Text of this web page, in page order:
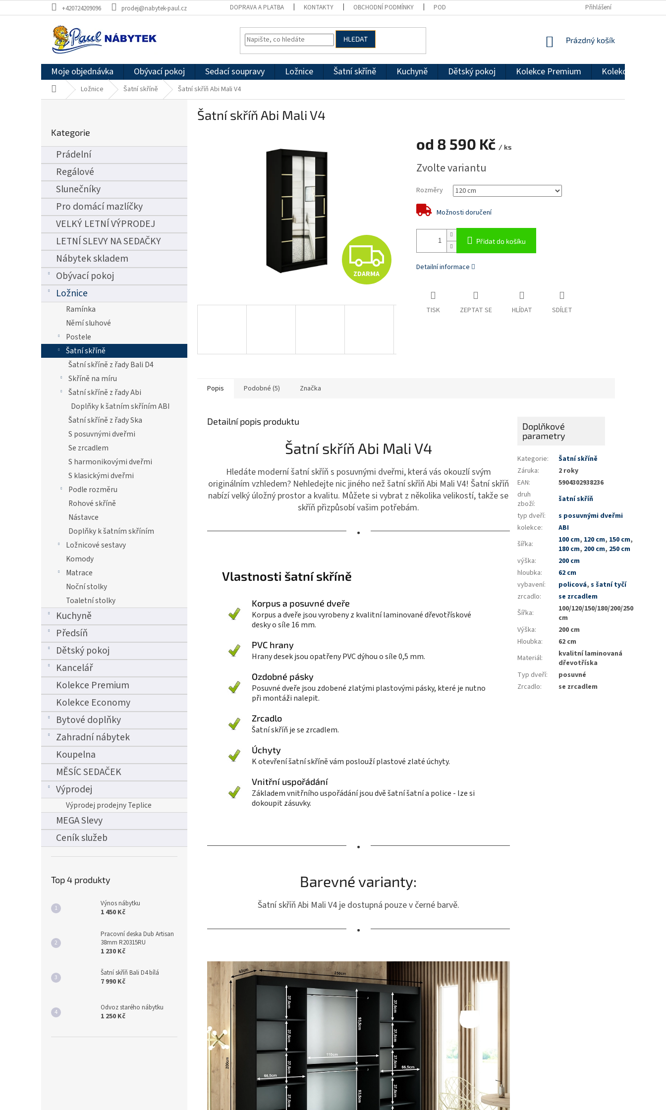
na
+420724209096 prodej@nabytek-paul.cz DOPRAVA A PLATBA KONTAKTY OBCHODNÍ PODMÍNKY PODMÍNKY OCHRANY OSOBNÍCH ÚDAJŮ REKLAMAČNÍ ŘÁD
Přihlášení
HLEDAT
NÁKUPNÍ
Prázdný košík
Moje objednávka Obývací pokoj Sedací soupravy Ložnice Šatní skříně Kuchyně Dětský pokoj Kolekce Premium Kolekce
Domů Ložnice Šatní skříně Šatní skříň Abi Mali V4
r
n
p
a
e
kategorie
Kategorie
Prádelní
Regálové
Slunečníky
Pro domácí mazlíčky
VELKÝ LETNÍ VÝPRODEJ
LETNÍ SLEVY NA SEDAČKY
Nábytek skladem
Obývací pokoj
Ložnice
Ramínka
Němí sluhové
Postele
Šatní skříně
Šatní skříně z řady Bali D4
Skříně na míru
Šatní skříně z řady Abi
Doplňky k šatním skříním ABI
Šatní skříně z řady Ska
S posuvnými dveřmi
Se zrcadlem
S harmonikovými dveřmi
S klasickými dveřmi
Podle rozměru
Rohové skříně
Nástavce
Doplňky k šatním skříním
Ložnicové sestavy
Komody
Matrace
Noční stolky
Toaletní stolky
Kuchyně
Předsíň
Dětský pokoj
Kancelář
Kolekce Premium
Kolekce Economy
Bytové doplňky
Zahradní nábytek
Koupelna
MĚSÍC SEDAČEK
Výprodej
Výprodej prodejny Teplice
MEGA Slevy
Ceník služeb
Top 4 produkty
Výnos nábytku
1 450 Kč
Pracovní deska Dub Artisan
38mm R20315RU
1 230 Kč
Šatní skříň Bali D4 bílá
7 990 Kč
Odvoz starého nábytku
1 250 Kč
Šatní skříň Abi Mali V4
Z
D
R
ZDARMA
od 8 590 Kč / ks
cena:
Zvolte variantu
Rozměry
Možnosti doručení
Přidat do košíku
Detailní informace
TISK ZEPTAT SE HLÍDAT SDÍLET
Popis Podobné (5) Značka
Detailní popis produktu
Šatní skříň Abi Mali V4
Hledáte moderní šatní skříň s posuvnými dveřmi, která vás okouzlí svým
originálním vzhledem? Nehledejte nic jiného než šatní skříň Abi Mali V4! Šatní skříň
nabízí velký úložný prostor a kvalitu. Můžete si vybrat z několika velikostí, takže se
skříň přizpůsobí vašim potřebám.
•
Vlastnosti šatní skříně
Korpus a posuvné dveře
Korpus a dveře jsou vyrobeny z kvalitní laminované dřevotřískové
desky o síle 16 mm.
PVC hrany
Hrany desek jsou opatřeny PVC dýhou o síle 0,5 mm.
Ozdobné pásky
Posuvné dveře jsou zdobené zlatými plastovými pásky, které je nutno
při montáži nalepit.
Zrcadlo
Šatní skříň je se zrcadlem.
Úchyty
K otevření šatní skříně vám poslouží plastové zlaté úchyty.
Vnitřní uspořádání
Základem vnitřního uspořádání jsou dvě šatní šatní a police - lze si
dokoupit zásuvky.
•
Barevné varianty:
Šatní skříň Abi Mali V4 je dostupná pouze v černé barvě.
•
Doplňkové
parametry
Kategorie:
Šatní skříně
Záruka:
2 roky
EAN:
5904302938236
druh
zboží:
šatní skříň
typ dveří:
s posuvnými dveřmi
kolekce:
ABI
šířka: 100 cm, 120 cm, 150 cm,
180 cm, 200 cm, 250 cm
výška:
200 cm
hloubka:
62 cm
vybavení: policová, s šatní tyčí
zrcadlo:
se zrcadlem
Šířka:
100/120/150/180/200/250
cm
Výška:
200 cm
Hloubka:
62 cm
Materiál:
kvalitní laminovaná
dřevotříska
Typ dveří:
posuvné
Zrcadlo: se zrcadlem